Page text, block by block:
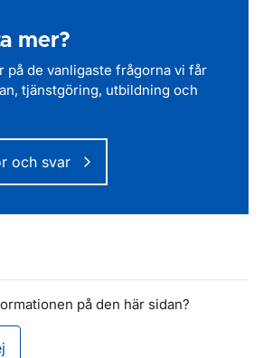
mer?
på de vanligaste frågorna vi får
tjänstgöring, utbildning och
och svar
på den här sidan?